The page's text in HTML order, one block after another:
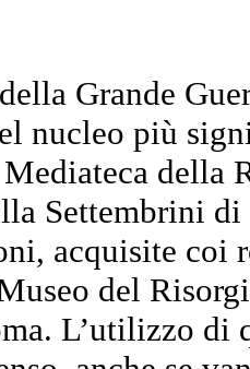
Grande
nucleo più
della
Settembrini
acquisite
del
L’utilizzo di